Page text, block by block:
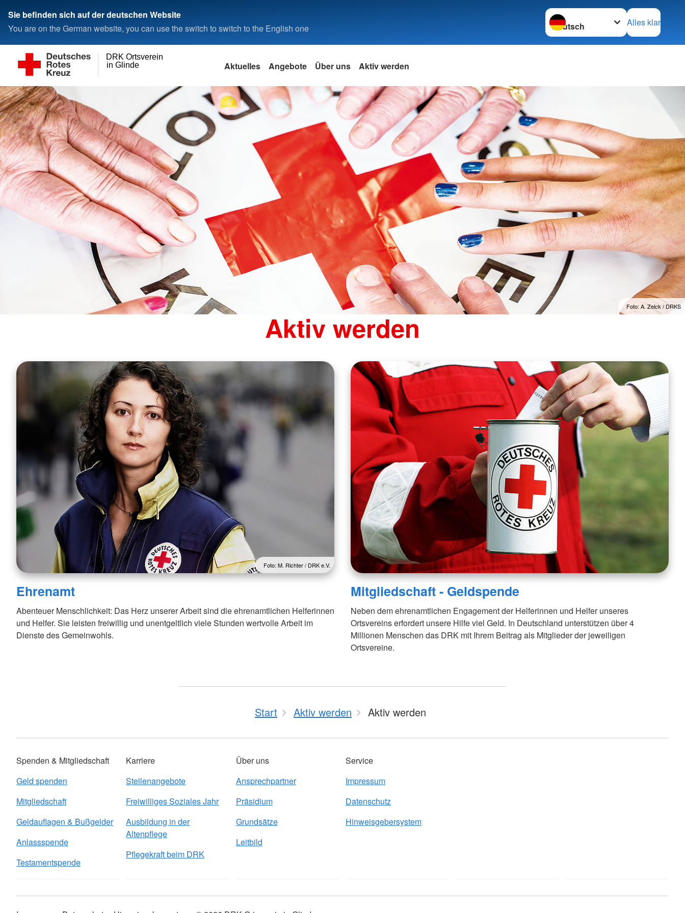
Sie befinden sich auf der deutschen Website
You are on the German website, you can use the switch to switch to the English one
Sprache wechseln zu
Alles klar
in Glinde
DRK Ortsverein
Aktuelles
Informationen aus dem
Ortsverein
News
Termine
Angebote
Bevölkerungsschutz und
Rettung
Blutspende
Kurse im Überblick
Erste Hilfe
Existenzsichernde Hilfe
wichtige Telefonnummern
Kleiderkammer
Engagement
Besuchsfreunde
Antrags- und Formularhilfe
Sozialer Arbeitskreis
Club Glinde
SHG - Gesprächsgruppe
Seniorenkaffee
Handarbeitsgruppe
Unterstützergruppe
Tagesfahrten
Über uns
Über uns
Vorstand
Unser Ortsverein
Selbstverständnis
Leitbild
Grundsätze
Spalte 5
Aktiv werden
Aktiv werden
Ehrenamt
Mitgliedschaft - Geldspende
Foto: A. Zelck / DRKS
Aktiv werden
Foto: M. Richter / DRK e.V.
Ehrenamt
Abenteuer Menschlichkeit: Das Herz unserer Arbeit sind die ehrenamtlichen Helferinnen
und Helfer. Sie leisten freiwillig und unentgeltlich viele Stunden wertvolle Arbeit im
Dienste des Gemeinwohls.
Mitgliedschaft - Geldspende
Neben dem ehrenamtlichen Engagement der Helferinnen und Helfer unseres
Ortsvereins erfordert unsere Hilfe viel Geld. In Deutschland unterstützen über 4
Millionen Menschen das DRK mit Ihrem Beitrag als Mitglieder der jeweiligen
Ortsvereine.
Start Aktiv werden Aktiv werden
Spenden & Mitgliedschaft
Geld spenden
Mitgliedschaft
Geldauflagen & Bußgelder
Anlassspende
Testamentspende
Karriere
Stellenangebote
Freiwilliges Soziales Jahr
Ausbildung in der
Altenpflege
Pflegekraft beim DRK
Über uns
Ansprechpartner
Präsidium
Grundsätze
Leitbild
Service
Impressum
Datenschutz
Hinweisgebersystem